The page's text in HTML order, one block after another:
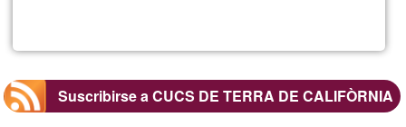
CUCS
DE
Suscribirse a CUCS DE TERRA DE CALIFÒRNIA